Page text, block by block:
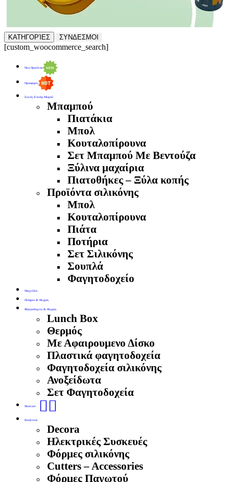
ΚΑΤΗΓΟΡΊΕΣ ΣΥΝΔΕΣΜΟΙ
[custom_woocommerce_search]
Νέα Προϊόντα
Προσφορές
Σκεύη Σίτισης Μωρού
Μπαμπού
Πιατάκια
Μπολ
Κουταλοπίρουνα
Σετ Μπαμπού Με Βεντούζα
Ξύλινα μαχαίρια
Πιατοθήκες – Ξύλα κοπής
Προϊόντα σιλικόνης
Μπολ
Κουταλοπίρουνα
Πιάτα
Ποτήρια
Σετ Σιλικόνης
Σουπλά
Φαγητοδοχείο
Παιχνίδια
Ποτήρια & Θερμός
Φαγητοδοχεία & Θερμός
Lunch Box
Θερμός
Με Αφαιρουμενο Δίσκο
Πλαστικά φαγητοδοχεία
Φαγητοδοχεία σιλικόνης
Ανοξείδωτα
Σετ Φαγητοδοχεία
Skincare 🧖‍♀️
Κουζινικά
Decora
Ηλεκτρικές Συσκευές
Φόρμες σιλικόνης
Cutters – Accessories
Φόρμες Παγωτού